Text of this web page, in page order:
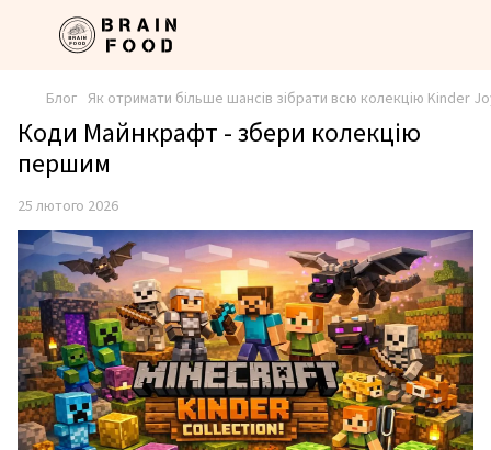
Блог Як отримати більше шансів зібрати всю колекцію Kinder
Коди Майнкрафт - збери колекцію
першим
25 лютого 2026